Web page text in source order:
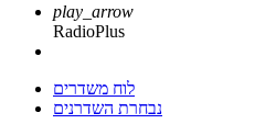
play_arrow
RadioPlus
לוח משדרים
נבחרת השדרנים